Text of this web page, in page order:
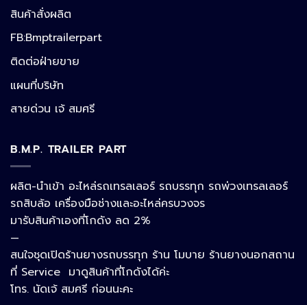
สินค้าสั่งผลิต
FB:Bmptrailerpart
ติดต่อฝ่ายขาย
แผนที่บริษัท
สายด่วน เจ้ สมศรี
B.M.P. TRAILER PART
ผลิต-นำเข้า อะไหล่รถเทรลเลอร์ รถบรรทุก รถพ่วงเทรลเลอร์
รถสิบล้อ เครื่องมือช่างและอะไหล่ครบวงจร
มารับสินค้าเองที่โกดัง ลด 2%
—
สนใจชุดเปิดร้านยางรถบรรทุก ร้าน โมบาย ร้านยางนอกสถาน
ที่ Service มาดูสินค้าที่โกดังได้ค่ะ
โทร. นัดเจ้ สมศรี ก่อนนะคะ